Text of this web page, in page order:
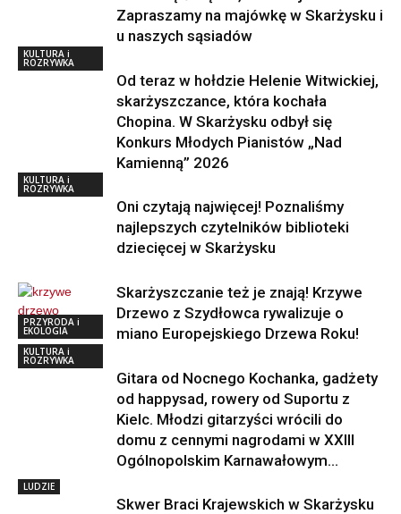
Zapraszamy na majówkę w Skarżysku i
u naszych sąsiadów
KULTURA i
ROZRYWKA
Od teraz w hołdzie Helenie Witwickiej,
skarżyszczance, która kochała
Chopina. W Skarżysku odbył się
Konkurs Młodych Pianistów „Nad
Kamienną” 2026
KULTURA i
ROZRYWKA
Oni czytają najwięcej! Poznaliśmy
najlepszych czytelników biblioteki
dziecięcej w Skarżysku
PRZYRODA i
EKOLOGIA
Skarżyszczanie też je znają! Krzywe
Drzewo z Szydłowca rywalizuje o
miano Europejskiego Drzewa Roku!
KULTURA i
ROZRYWKA
Gitara od Nocnego Kochanka, gadżety
od happysad, rowery od Suportu z
Kielc. Młodzi gitarzyści wrócili do
domu z cennymi nagrodami w XXIII
Ogólnopolskim Karnawałowym...
LUDZIE
Skwer Braci Krajewskich w Skarżysku